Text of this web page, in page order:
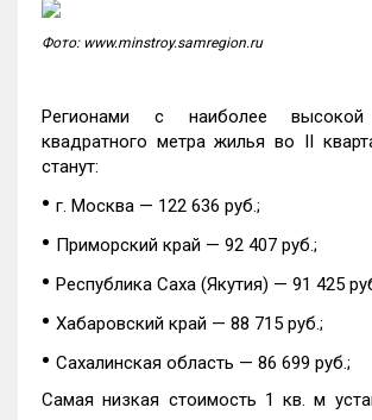
Фото: www.minstroy.samregion.ru
Регионами с наиболее высокой
квадратного метра жилья во II
станут:
• г. Москва — 122 636 руб.;
• Приморский край — 92 407 руб.;
• Республика Саха (Якутия) — 91 425
• Хабаровский край — 88 715 руб.;
• Сахалинская область — 86 699 руб.;
Самая низкая стоимость 1 кв. м